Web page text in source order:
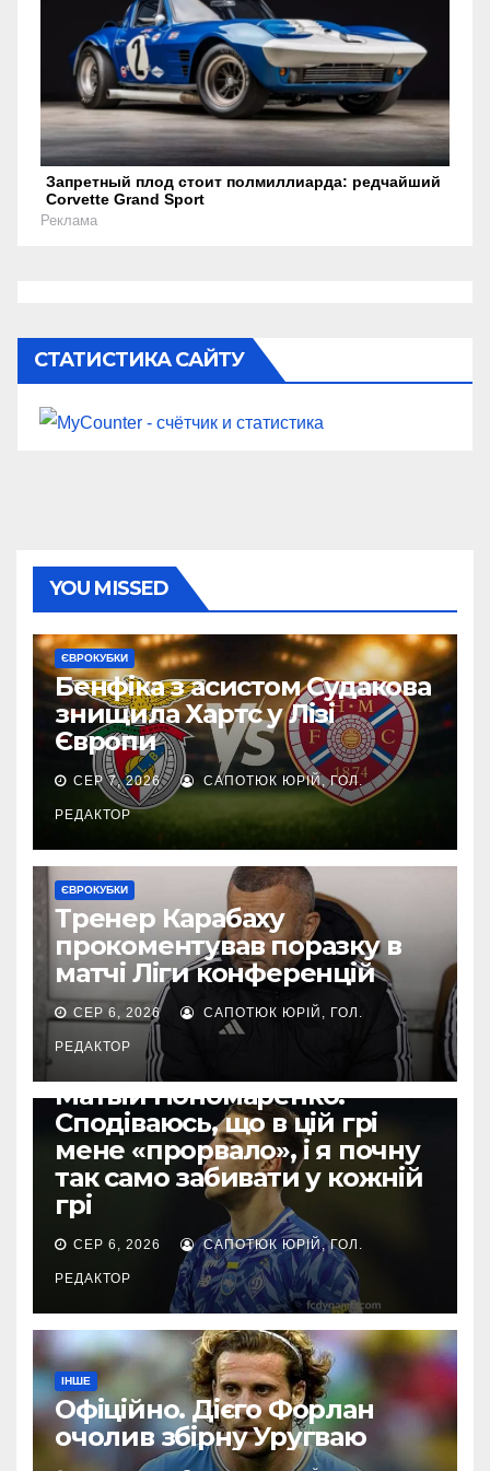
Запретный плод стоит полмиллиарда: редчайший
Corvette Grand Sport
Реклама
СТАТИСТИКА САЙТУ
YOU MISSED
ЄВРОКУБКИ
Бенфіка з асистом Судакова
знищила Хартс у Лізі
Європи
СЕР 7, 2026 САПОТЮК ЮРІЙ, ГОЛ.
РЕДАКТОР
ЄВРОКУБКИ
Тренер Карабаху
прокоментував поразку в
матчі Ліги конференцій
СЕР 6, 2026 САПОТЮК ЮРІЙ, ГОЛ.
РЕДАКТОР
Матвій Пономаренко:
Сподіваюсь, що в цій грі
мене «прорвало», і я почну
так само забивати у кожній
грі
СЕР 6, 2026 САПОТЮК ЮРІЙ, ГОЛ.
РЕДАКТОР
ІНШЕ
Офіційно. Дієго Форлан
очолив збірну Уругваю